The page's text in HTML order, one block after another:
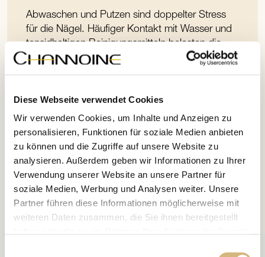
Diese Webseite verwendet Cookies
Wir verwenden Cookies, um Inhalte und Anzeigen zu
personalisieren, Funktionen für soziale Medien anbieten
zu können und die Zugriffe auf unsere Website zu
analysieren. Außerdem geben wir Informationen zu Ihrer
Verwendung unserer Website an unsere Partner für
soziale Medien, Werbung und Analysen weiter. Unsere
Partner führen diese Informationen möglicherweise mit
weiteren Daten zusammen, die Sie ihnen bereitgestellt
Abwaschen und Putzen sind doppelter Stress
für die Nägel. Häufiger Kontakt mit Wasser und
tensidhaltigen Reinigungsmitteln belasten die
Hautbarriere! Gewöhne Dir deshalb an, bei
bei kalten Außentemperaturen warme
Handschuhe. Kälte macht Haut und Nägel
immer spröde.
Unsere Empfehlung